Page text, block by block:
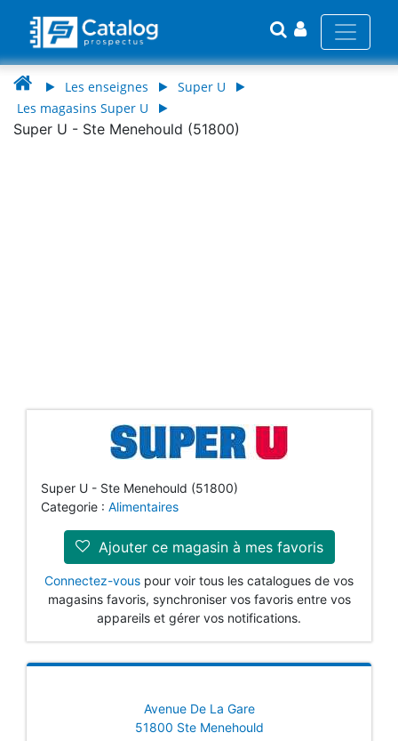
Les enseignes
Super U
Les magasins Super U
Super U - Ste Menehould (51800)
Super U - Ste Menehould (51800)
Categorie : Alimentaires
Ajouter ce magasin à mes favoris
Connectez-vous pour voir tous les catalogues de vos
magasins favoris, synchroniser vos favoris entre vos
appareils et gérer vos notifications.
Avenue De La Gare
51800 Ste Menehould